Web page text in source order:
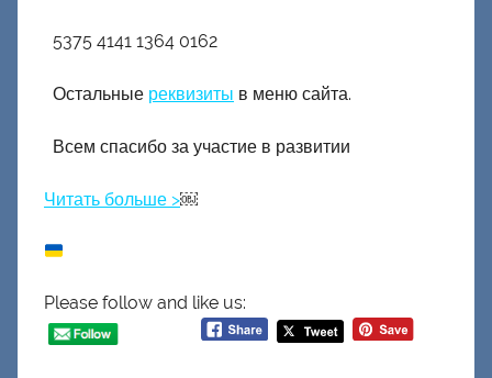
5375 4141 1364 0162
Остальные реквизиты в меню сайта.
Всем спасибо за участие в развитии
Читать больше >￼
Please follow and like us: